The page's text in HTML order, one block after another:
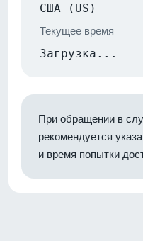
США (US)
Текущее время
Загрузка...
При обращении в
рекомендуется
и время попытки